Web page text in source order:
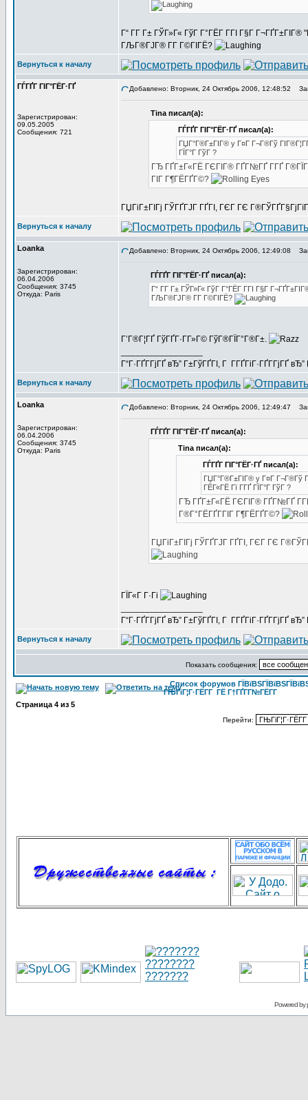
Г“ Г­Г Г± ГЎГ»Г« ГўГ Г°ГЁГ Г­ГІ Г§Г Г¬ГҐГ±ГІГ®
ГЉГ®ГЈГ® Г­Г Г©ГІГЁ?
Вернуться к началу
ГЃГҐГ ГІГ°ГЁГ·ГҐ
Зарегистрирован:
09.05.2005
Сообщения: 721
Добавлено: Вторник, 24 Октябрь 2006, 12:48:52
Tina писал(а):
ГЃГҐГ ГІГ°ГЁГ·ГҐ писал(а):
ГЏГ°Г®Г±ГІГ® y Г¤Г Г¬Г®Гў
ГЇГ°Г ГўГ ?
ГЂ ГҐГ±Г«ГЁ ГЄГІГ® ГҐГ№ГҐ Г­ГҐ
ГІГ Г¶ГЁГҐГ©?
ГЏГіГ±ГІГј ГЎГҐГЈГ ГҐГІ, ГЄГ ГЄ
Вернуться к началу
Loanka
Зарегистрирован:
06.04.2006
Сообщения: 3745
Откуда: Paris
Добавлено: Вторник, 24 Октябрь 2006, 12:49:08
ГЃГҐГ ГІГ°ГЁГ·ГҐ писал(а):
Г“ Г­Г Г± ГЎГ»Г« ГўГ Г°ГЁГ Г­ГІ Г§Г
ГЉГ®ГЈГ® Г­Г Г©ГІГЁ?
Г’Г®Г¦ГҐ ГўГҐГ·Г­Г»Г© ГўГ®ГЇГ°Г®Г±.
Г“Г·ГҐГ­ГјГҐ вЂ” Г±ГўГҐГІ, Г Г­ГҐГіГ·ГҐГ­ГјГҐ
Вернуться к началу
Loanka
Зарегистрирован:
06.04.2006
Сообщения: 3745
Откуда: Paris
Добавлено: Вторник, 24 Октябрь 2006, 12:49:47
ГЃГҐГ ГІГ°ГЁГ·ГҐ писал(а):
Tina писал(а):
ГЃГҐГ ГІГ°ГЁГ·ГҐ писал(а):
ГЏГ°Г®Г±ГІГ® y Г¤Г Г¬Г®Гў
ГЁГ«ГЁ Гї Г­ГҐ ГЇГ°Г ГўГ ?
ГЂ ГҐГ±Г«ГЁ ГЄГІГ® ГҐГ№ГҐ
Г®Г°ГЁГҐГ­ГІГ Г¶ГЁГҐГ©?
ГЏГіГ±ГІГј ГЎГҐГЈГ ГҐГІ, ГЄГ ГЄ
ГЇГ«Г Г·Гі
Г“Г·ГҐГ­ГјГҐ вЂ” Г±ГўГҐГІ, Г Г­ГҐГіГ·ГҐГ­ГјГҐ
Вернуться к началу
Показать сообщения:
Список форумов
ГЊГіГ¦Г·ГЁГ­Г ГЁ Г†ГҐГ­Г№ГЁГ­Г
Страница 4 из 5
Перейти:
Powered by